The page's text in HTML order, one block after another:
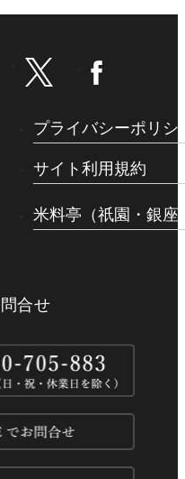
プライバシーポリシ
サイト利用規約
米料亭（祇園・銀座
合せ